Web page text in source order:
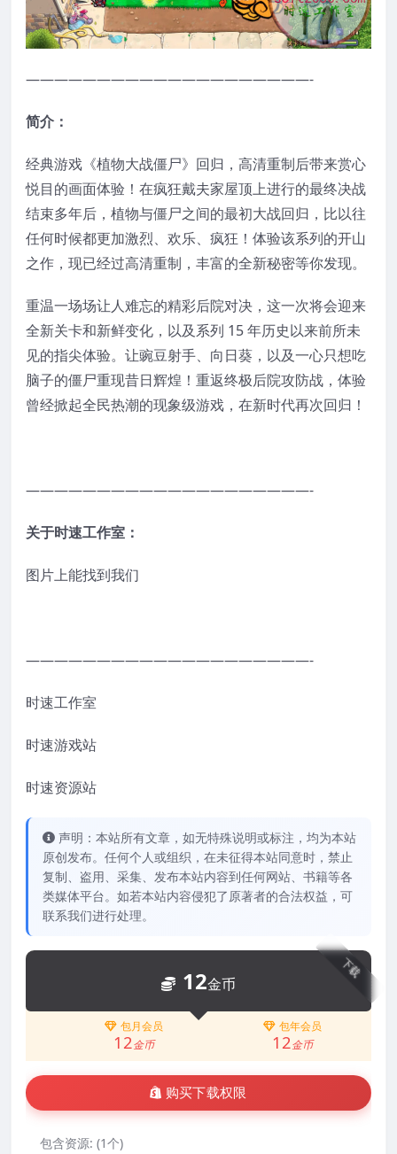
————————————————————-
简介：
经典游戏《植物大战僵尸》回归，高清重制后带来赏心
悦目的画面体验！在疯狂戴夫家屋顶上进行的最终决战
结束多年后，植物与僵尸之间的最初大战回归，比以往
任何时候都更加激烈、欢乐、疯狂！体验该系列的开山
之作，现已经过高清重制，丰富的全新秘密等你发现。
重温一场场让人难忘的精彩后院对决，这一次将会迎来
全新关卡和新鲜变化，以及系列 15 年历史以来前所未
见的指尖体验。让豌豆射手、向日葵，以及一心只想吃
脑子的僵尸重现昔日辉煌！重返终极后院攻防战，体验
曾经掀起全民热潮的现象级游戏，在新时代再次回归！
————————————————————-
关于时速工作室：
图片上能找到我们
————————————————————-
时速工作室
时速游戏站
时速资源站
声明：本站所有文章，如无特殊说明或标注，均为本站
原创发布。任何个人或组织，在未征得本站同意时，禁止
复制、盗用、采集、发布本站内容到任何网站、书籍等各
类媒体平台。如若本站内容侵犯了原著者的合法权益，可
联系我们进行处理。
下载
12金币
包月会员
12金币
包年会员
12金币
购买下载权限
包含资源: (1个)